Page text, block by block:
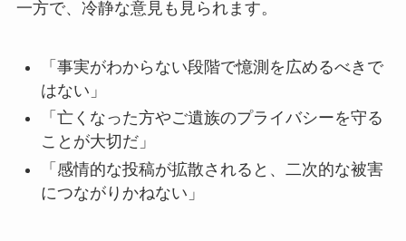
一方で、冷静な意見も見られます。
「事実がわからない段階で憶測を広めるべきで
はない」
「亡くなった方やご遺族のプライバシーを守る
ことが大切だ」
「感情的な投稿が拡散されると、二次的な被害
につながりかねない」